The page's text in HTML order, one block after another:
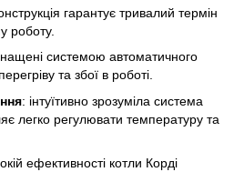
гарантує тривалий термін
роботу.
системою автоматичного
та збої в роботі.
: інтуїтивно зрозуміла система
легко регулювати температуру та
ефективності котли Корді